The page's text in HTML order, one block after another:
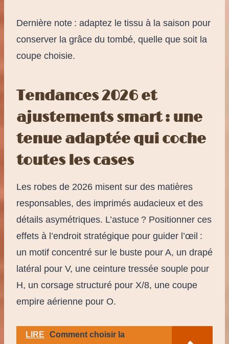
Dernière note : adaptez le tissu à la saison pour
conserver la grâce du tombé, quelle que soit la
coupe choisie.
Tendances 2026 et
ajustements smart : une
tenue adaptée qui coche
toutes les cases
Les robes de 2026 misent sur des matières
responsables, des imprimés audacieux et des
détails asymétriques. L’astuce ? Positionner ces
effets à l’endroit stratégique pour guider l’œil :
un motif concentré sur le buste pour A, un drapé
latéral pour V, une ceinture tressée souple pour
H, un corsage structuré pour X/8, une coupe
empire aérienne pour O.
LIRE Comment choisir la